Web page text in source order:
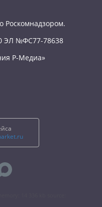
Роскомнадзором.
ЭЛ №ФС77-78638
Р-Медиа»